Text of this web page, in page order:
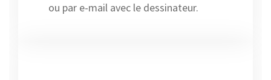
ou par e-mail avec le dessinateur.